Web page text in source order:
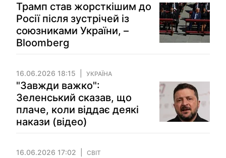
Трамп став жорсткішим до
Росії після зустрічей із
союзниками України, –
Bloomberg
16.06.2026 18:15 УКРАЇНА
"Завжди важко":
Зеленський сказав, що
плаче, коли віддає деякі
накази (відео)
16.06.2026 17:02 СВІТ